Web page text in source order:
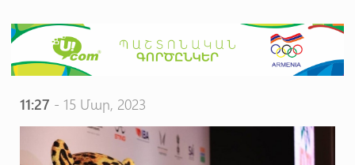
11:27 - 15 Մար, 2023